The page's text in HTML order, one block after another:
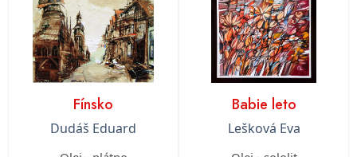
Fínsko
Dudáš Eduard
Babie leto
Lešková Eva